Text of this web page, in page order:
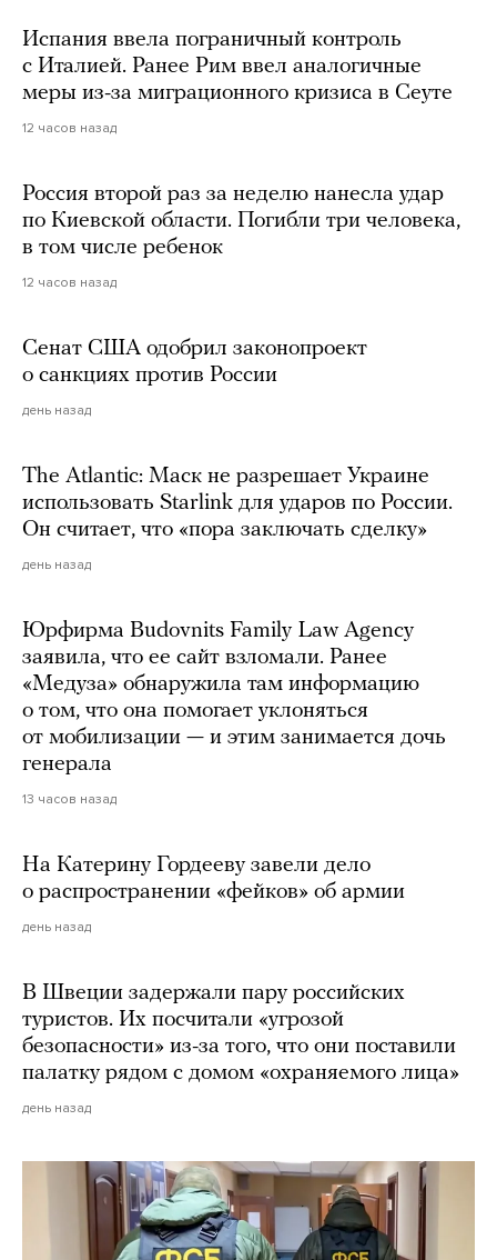
Испания ввела пограничный контроль
с Италией. Ранее Рим ввел аналогичные
меры из-за миграционного кризиса в Сеуте
12 часов назад
Россия второй раз за неделю нанесла удар
по Киевской области. Погибли три человека,
в том числе ребенок
12 часов назад
Сенат США одобрил законопроект
о санкциях против России
день назад
The Atlantic: Маск не разрешает Украине
использовать Starlink для ударов по России.
Он считает, что «пора заключать сделку»
день назад
Юрфирма Budovnits Family Law Agency
заявила, что ее сайт взломали. Ранее
«Медуза» обнаружила там информацию
о том, что она помогает уклоняться
от мобилизации — и этим занимается дочь
генерала
13 часов назад
На Катерину Гордееву завели дело
о распространении «фейков» об армии
день назад
В Швеции задержали пару российских
туристов. Их посчитали «угрозой
безопасности» из-за того, что они поставили
палатку рядом с домом «охраняемого лица»
день назад